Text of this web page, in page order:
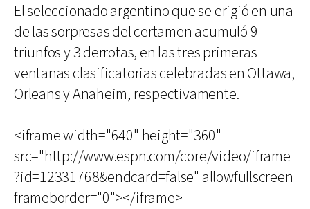
El seleccionado argentino que se erigió en una
de las sorpresas del certamen acumuló 9
triunfos y 3 derrotas, en las tres primeras
ventanas clasificatorias celebradas en Ottawa,
Orleans y Anaheim, respectivamente.
<iframe width="640" height="360"
src="http://www.espn.com/core/video/iframe
?id=12331768&endcard=false" allowfullscreen
frameborder="0"></iframe>